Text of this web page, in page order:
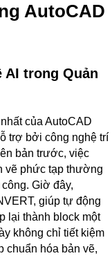
AutoCAD
AI trong Quản
của AutoCAD
trợ bởi công nghệ trí
bản trước, việc
vẽ phức tạp thường
Giờ đây,
giúp tự động
lại thành block một
không chỉ tiết kiệm
chuẩn hóa bản vẽ,